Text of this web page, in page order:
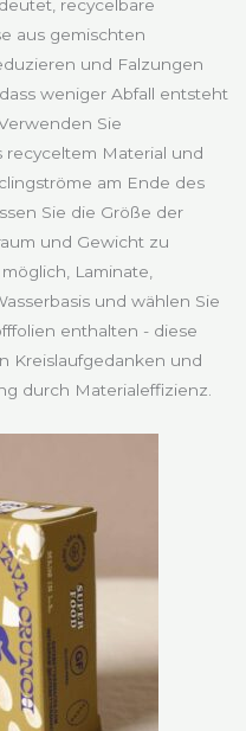
recycelbare
aus gemischten
und Falzungen
weniger Abfall entsteht
Sie
recyceltem Material und
am Ende des
Sie die Größe der
und Gewicht zu
Laminate,
und wählen Sie
enthalten - diese
Kreislaufgedanken und
durch Materialeffizienz.